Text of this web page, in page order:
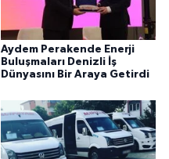
Aydem Perakende Enerji
Buluşmaları Denizli İş
Dünyasını Bir Araya Getirdi